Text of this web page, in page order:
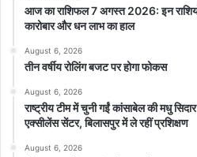
आज का राशिफल 7 अगस्त 2026: इन
कारोबार और धन लाभ का हाल
August 6, 2026
तीन वर्षीय रोलिंग बजट पर होगा फोकस
August 6, 2026
राष्ट्रीय टीम में चुनी गईं कांसाबेल की मधु
एक्सीलेंस सेंटर, बिलासपुर में ले रहीं प्रशिक्षण
August 6, 2026